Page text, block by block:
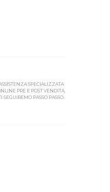
SPECIALIZZATA
PRE E POST VENDITA,
SEGUIREMO PASSO PASSO.